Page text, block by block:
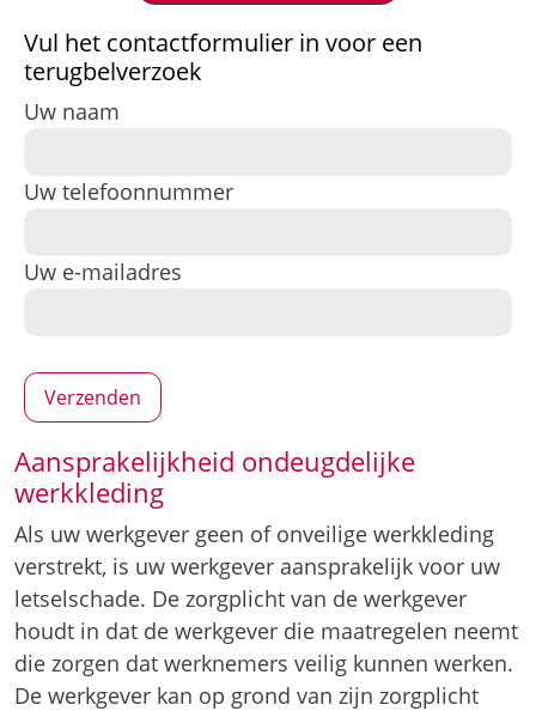
Vul het contactformulier in voor een
terugbelverzoek
Uw naam
Uw telefoonnummer
Uw e-mailadres
Aansprakelijkheid ondeugdelijke
werkkleding
Als uw werkgever geen of onveilige werkkleding
verstrekt, is uw werkgever aansprakelijk voor uw
letselschade. De zorgplicht van de werkgever
houdt in dat de werkgever die maatregelen neemt
die zorgen dat werknemers veilig kunnen werken.
De werkgever kan op grond van zijn zorgplicht